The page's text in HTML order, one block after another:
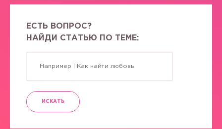
ЕСТЬ ВОПРОС?
НАЙДИ СТАТЬЮ ПО ТЕМЕ:
ИСКАТЬ